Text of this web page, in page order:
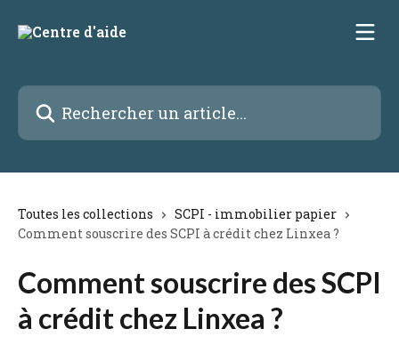
Rechercher un article...
Toutes les collections
SCPI - immobilier papier
Comment souscrire des SCPI à crédit chez Linxea ?
Comment souscrire des SCPI
à crédit chez Linxea ?